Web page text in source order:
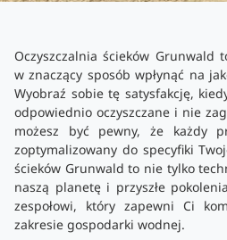
Oczyszczalnia ścieków Grunwald
w znaczący sposób wpłynąć na
Wyobraź sobie tę satysfakcję,
odpowiednio oczyszczane i nie
możesz być pewny, że każdy
zoptymalizowany do specyfiki
ścieków Grunwald to nie tylko
naszą planetę i przyszłe
zespołowi, który zapewni Ci
zakresie gospodarki wodnej.